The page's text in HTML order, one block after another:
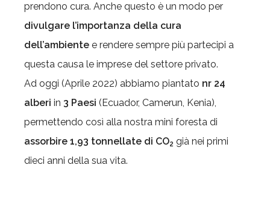
prendono cura. Anche questo è un modo per
divulgare l’importanza della cura
dell’ambiente e rendere sempre più partecipi a
questa causa le imprese del settore privato.
Ad oggi (Aprile 2022) abbiamo piantato nr 24
alberi in 3 Paesi (Ecuador, Camerun, Kenia),
permettendo così alla nostra mini foresta di
assorbire 1,93 tonnellate di CO2 già nei primi
dieci anni della sua vita.